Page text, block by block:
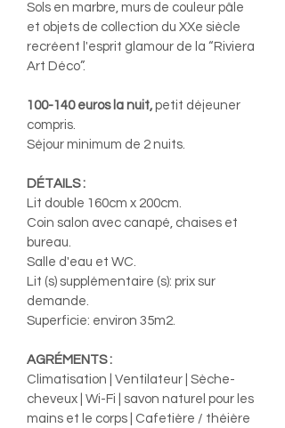
Sols en marbre, murs de couleur pâle
et objets de collection du XXe siècle
recréent l'esprit glamour de la “Riviera
Art Déco”.
100-140 euros la nuit, petit déjeuner
compris.
Séjour minimum de 2 nuits.
DÉTAILS :
Lit double 160cm x 200cm.
Coin salon avec canapé, chaises et
bureau.
Salle d'eau et WC.
Lit (s) supplémentaire (s): prix sur
demande.
Superficie: environ 35m2.
AGRÉMENTS :
Climatisation | Ventilateur | Sèche-
cheveux | Wi-Fi | savon naturel pour les
mains et le corps | Cafetière / théière